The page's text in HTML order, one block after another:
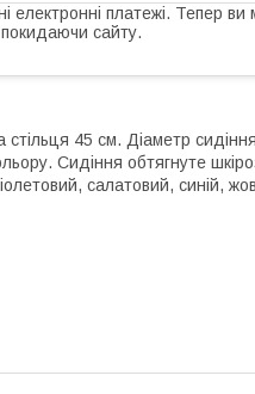
електронні платежі. Тепер
сайту.
45 см. Діаметр
Сидіння обтягнуте
салатовий, синій,